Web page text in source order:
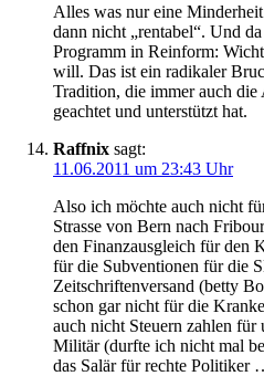
Alles was nur eine
dann nicht „rentabel“. Und
Programm in Reinform:
will. Das ist ein radikaler
Tradition, die immer auch
geachtet und unterstützt hat.
Raffnix sagt:
11.06.2011 um 23:43 Uhr
Also ich möchte auch nicht
Strasse von Bern nach
den Finanzausgleich für
für die Subventionen für die
Zeitschriftenversand (betty
schon gar nicht für die
auch nicht Steuern zahlen für
Militär (durfte ich nicht mal
das Salär für rechte Politiker